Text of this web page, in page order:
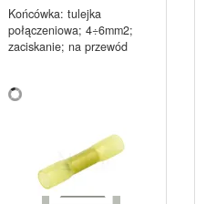
Końcówka: tulejka
połączeniowa; 4÷6mm2;
zaciskanie; na przewód